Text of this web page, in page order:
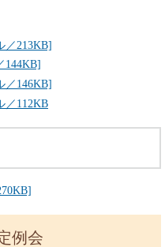
／213KB]
144KB]
／146KB]
／112KB
例会